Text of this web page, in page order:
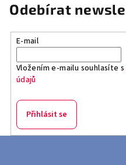
Odebírat
E-mail
Vložením e-mailu souhlasíte s
údajů
Přihlásit se